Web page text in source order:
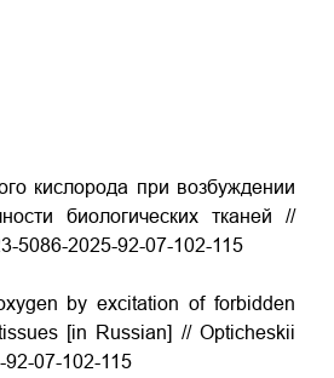
кислорода при возбуждении
биологических тканей //
5086-2025-92-07-102-115
by excitation of forbidden
[in Russian] // Opticheskii
92-07-102-115